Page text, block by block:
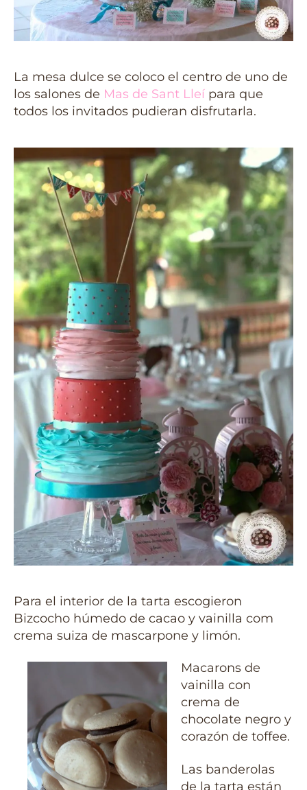
La mesa dulce se coloco el centro de uno de
los salones de Mas de Sant Lleí para que
todos los invitados pudieran disfrutarla.
Para el interior de la tarta escogieron
Bizcocho húmedo de cacao y vainilla com
crema suiza de mascarpone y limón.
Macarons de
vainilla con
crema de
chocolate negro y
corazón de toffee.
Las banderolas
de la tarta están